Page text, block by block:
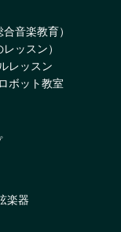
音楽教育）
ッスン）
レッスン
ボット教室
楽器